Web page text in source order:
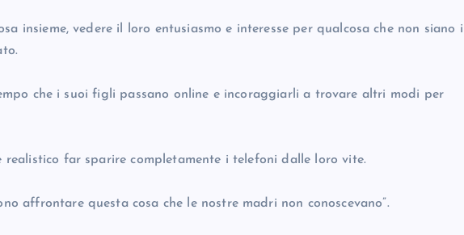
insieme, vedere il loro entusiasmo e interesse per qualcosa che non siano i
che i suoi figli passano online e incoraggiarli a trovare altri modi per
realistico far sparire completamente i telefoni dalle loro vite.
affrontare questa cosa che le nostre madri non conoscevano”.